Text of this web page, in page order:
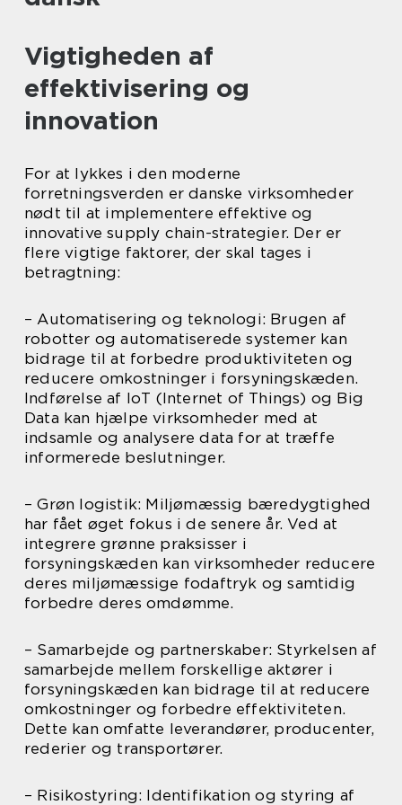
Vigtigheden af
effektivisering og
innovation
For at lykkes i den moderne
forretningsverden er danske virksomheder
nødt til at implementere effektive og
innovative supply chain-strategier. Der er
flere vigtige faktorer, der skal tages i
betragtning:
– Automatisering og teknologi: Brugen af
robotter og automatiserede systemer kan
bidrage til at forbedre produktiviteten og
reducere omkostninger i forsyningskæden.
Indførelse af IoT (Internet of Things) og Big
Data kan hjælpe virksomheder med at
indsamle og analysere data for at træffe
informerede beslutninger.
– Grøn logistik: Miljømæssig bæredygtighed
har fået øget fokus i de senere år. Ved at
integrere grønne praksisser i
forsyningskæden kan virksomheder reducere
deres miljømæssige fodaftryk og samtidig
forbedre deres omdømme.
– Samarbejde og partnerskaber: Styrkelsen af
samarbejde mellem forskellige aktører i
forsyningskæden kan bidrage til at reducere
omkostninger og forbedre effektiviteten.
Dette kan omfatte leverandører, producenter,
rederier og transportører.
– Risikostyring: Identifikation og styring af